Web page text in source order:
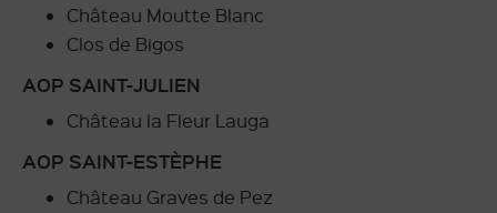
Château Moutte Blanc
Clos de Bigos
AOP SAINT-JULIEN
Château la Fleur Lauga
AOP SAINT-ESTÈPHE
Château Graves de Pez